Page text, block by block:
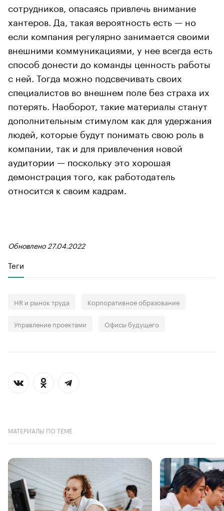
сотрудников, опасаясь привлечь внимание
хантеров. Да, такая вероятность есть — но
если компания регулярно занимается своими
внешними коммуникациями, у нее всегда есть
способ донести до команды ценность работы
с ней. Тогда можно подсвечивать своих
специалистов во внешнем поле без страха их
потерять. Наоборот, такие материалы станут
дополнительным стимулом как для удержания
людей, которые будут понимать свою роль в
компании, так и для привлечения новой
аудитории — поскольку это хорошая
демонстрация того, как работодатель
относится к своим кадрам.
Обновлено 27.04.2022
Теги
HR и рынок труда Корпоративное образование
Управление проектами Офисы будущего
МАТЕРИАЛЫ ПО ТЕМЕ